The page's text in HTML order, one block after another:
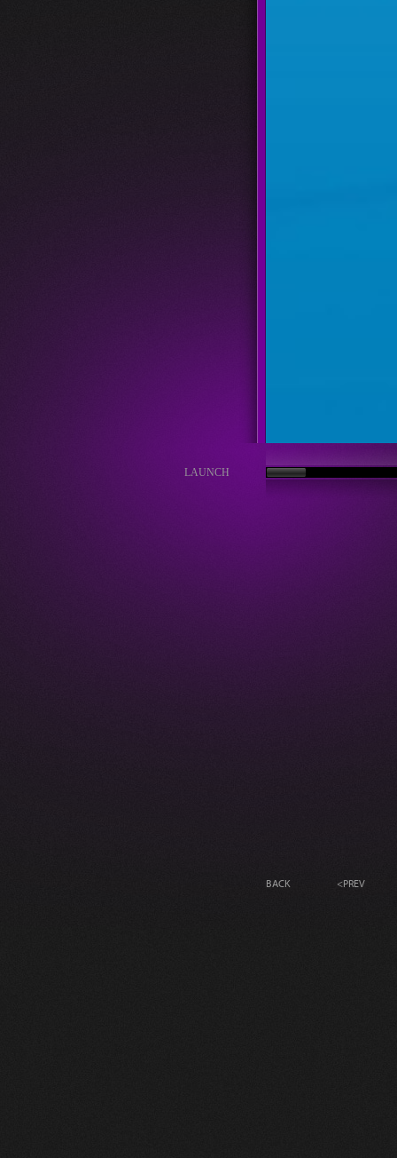
LAUNCH
BACK <PREV